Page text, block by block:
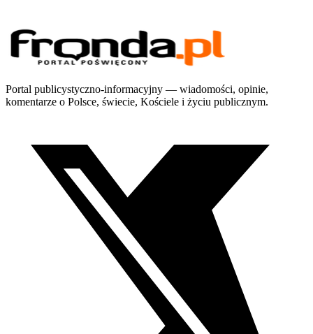
Portal publicystyczno-informacyjny — wiadomości, opinie,
komentarze o Polsce, świecie, Kościele i życiu publicznym.